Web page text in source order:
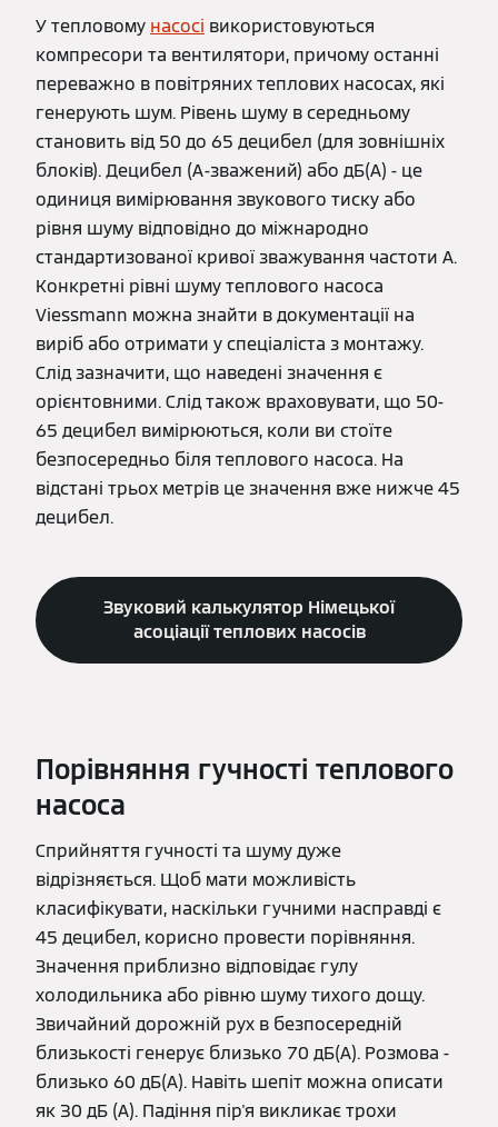
У тепловому насосі використовуються
компресори та вентилятори, причому останні
переважно в повітряних теплових насосах, які
генерують шум. Рівень шуму в середньому
становить від 50 до 65 децибел (для зовнішніх
блоків). Децибел (А-зважений) або дБ(А) - це
одиниця вимірювання звукового тиску або
рівня шуму відповідно до міжнародно
стандартизованої кривої зважування частоти А.
Конкретні рівні шуму теплового насоса
Viessmann можна знайти в документації на
виріб або отримати у спеціаліста з монтажу.
Слід зазначити, що наведені значення є
орієнтовними. Слід також враховувати, що 50-
65 децибел вимірюються, коли ви стоїте
безпосередньо біля теплового насоса. На
відстані трьох метрів це значення вже нижче 45
децибел.
Звуковий калькулятор Німецької
асоціації теплових насосів
Порівняння гучності теплового
насоса
Сприйняття гучності та шуму дуже
відрізняється. Щоб мати можливість
класифікувати, наскільки гучними насправді є
45 децибел, корисно провести порівняння.
Значення приблизно відповідає гулу
холодильника або рівню шуму тихого дощу.
Звичайний дорожній рух в безпосередній
близькості генерує близько 70 дБ(А). Розмова -
близько 60 дБ(А). Навіть шепіт можна описати
як 30 дБ (А). Падіння пір'я викликає трохи